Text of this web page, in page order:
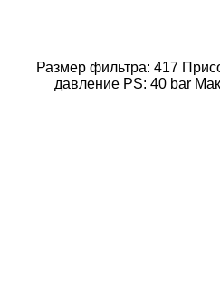
Размер фильтра: 417
давление PS: 40 bar